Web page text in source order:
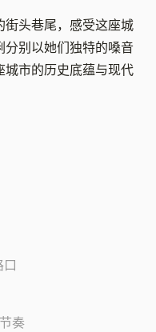
街头巷尾，感受这座城
分别以她们独特的嗓音
城市的历史底蕴与现代
奏